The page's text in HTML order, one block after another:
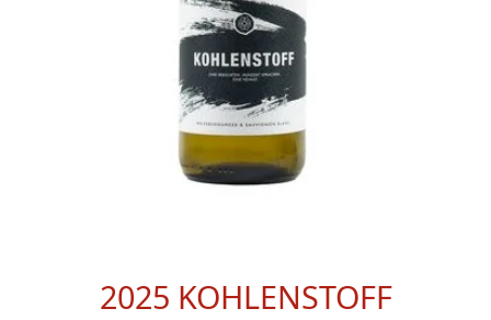
2025 KOHLENSTOFF